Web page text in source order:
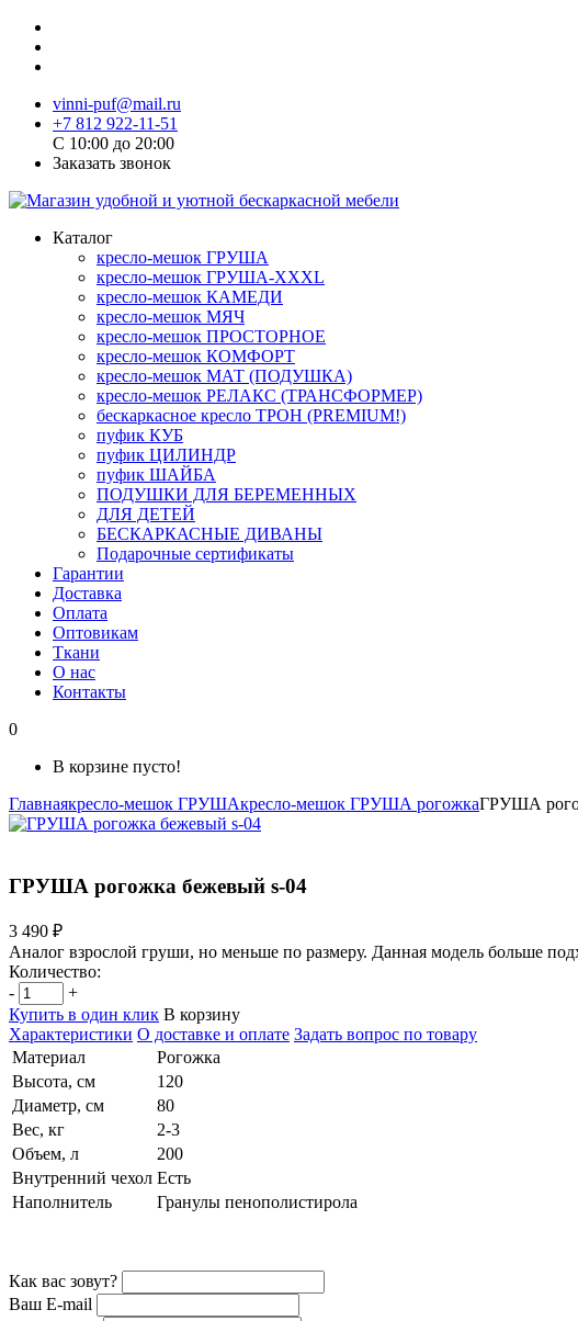
vinni-puf@mail.ru
+7 812 922-11-51
C 10:00 до 20:00
Заказать звонок
Каталог
кресло-мешок ГРУША
кресло-мешок ГРУША-XXXL
кресло-мешок КАМЕДИ
кресло-мешок МЯЧ
кресло-мешок ПРОСТОРНОЕ
кресло-мешок КОМФОРТ
кресло-мешок МАТ (ПОДУШКА)
кресло-мешок РЕЛАКС (ТРАНСФОРМЕР)
бескаркасное кресло ТРОН (PREMIUM!)
пуфик КУБ
пуфик ЦИЛИНДР
пуфик ШАЙБА
ПОДУШКИ ДЛЯ БЕРЕМЕННЫХ
ДЛЯ ДЕТЕЙ
БЕСКАРКАСНЫЕ ДИВАНЫ
Подарочные сертификаты
Гарантии
Доставка
Оплата
Оптовикам
Ткани
О нас
Контакты
0
В корзине пусто!
Главнаякресло-мешок ГРУШАкресло-мешок ГРУША рогожкаГРУША
ГРУША рогожка бежевый s-04
3 490 ₽
Аналог взрослой груши, но меньше по размеру. Данная модель больше
Количество:
-
+
Купить в один клик В корзину
Характеристики О доставке и оплате Задать вопрос по товару
Материал
Рогожка
Высота, см
120
Диаметр, см
80
Вес, кг
2-3
Объем, л
200
Внутренний чехол Есть
Наполнитель
Гранулы пенополистирола
Как вас зовут?
Ваш E-mail